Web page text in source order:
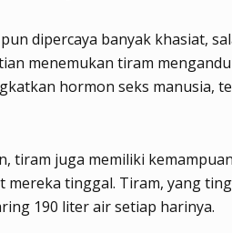
dipercaya banyak khasiat,
menemukan tiram
hormon seks manusia,
tiram juga memiliki
mereka tinggal. Tiram, yang
190 liter air setiap harinya.